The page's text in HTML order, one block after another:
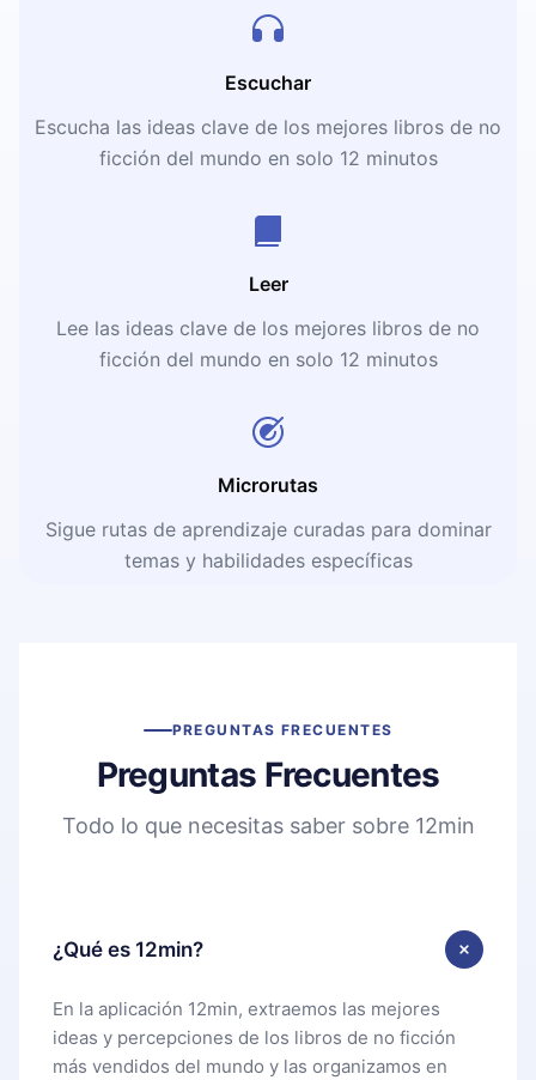
Escuchar
Escucha las ideas clave de los mejores libros de no
ficción del mundo en solo 12 minutos
Leer
Lee las ideas clave de los mejores libros de no
ficción del mundo en solo 12 minutos
Microrutas
Sigue rutas de aprendizaje curadas para dominar
temas y habilidades específicas
PREGUNTAS FRECUENTES
Preguntas Frecuentes
Todo lo que necesitas saber sobre 12min
¿Qué es 12min?
En la aplicación 12min, extraemos las mejores
ideas y percepciones de los libros de no ficción
más vendidos del mundo y las organizamos en